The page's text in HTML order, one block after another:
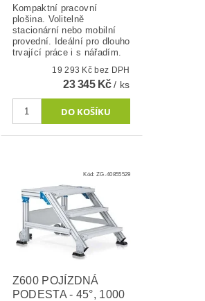
Kompaktní pracovní
plošina. Volitelně
stacionární nebo mobilní
provední. Ideální pro dlouho
trvající práce i s nářadím.
19 293 Kč bez DPH
23 345 Kč/ ks
Kód: ZG-40855529
Z600 POJÍZDNÁ
PODESTA - 45°, 1000